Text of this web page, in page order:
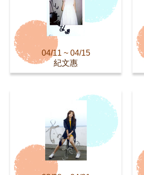
04/11 ~ 04/15
紀文惠